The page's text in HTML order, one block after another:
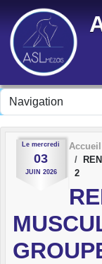
Le mercredi
03
JUIN 2026
Accueil
2
Panneau de